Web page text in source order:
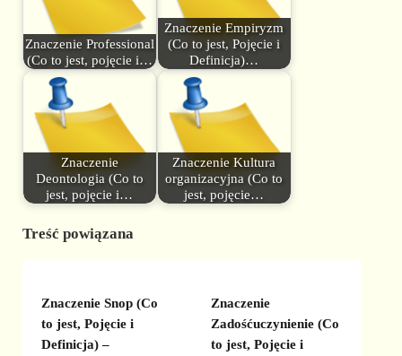
Znaczenie Professional
(Co to jest, pojęcie i…
Znaczenie Empiryzm
(Co to jest, Pojęcie i
Definicja)…
Znaczenie
Deontologia (Co to
jest, pojęcie i…
Znaczenie Kultura
organizacyjna (Co to
jest, pojęcie…
Treść powiązana
Znaczenie Snop (Co
to jest, Pojęcie i
Definicja) –
Znaczenie
Zadośćuczynienie (Co
to jest, Pojęcie i